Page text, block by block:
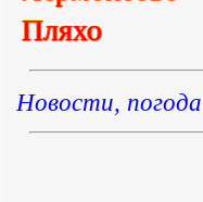
Пляхо
Новости,